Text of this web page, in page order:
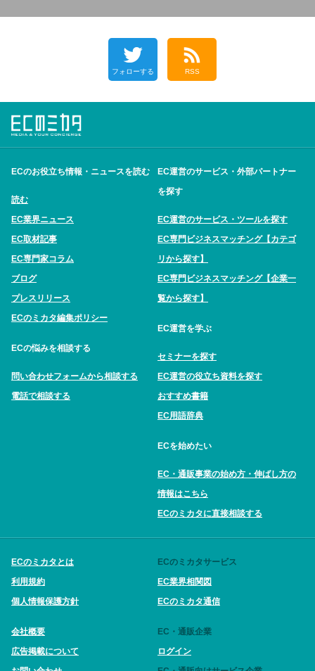
フォローする RSS
ECのお役立ち情報・ニュースを読む
読む
EC業界ニュース
EC取材記事
EC専門家コラム
ブログ
プレスリリース
ECのミカタ編集ポリシー
ECの悩みを相談する
問い合わせフォームから相談する
電話で相談する
EC運営のサービス・外部パートナー
を探す
EC運営のサービス・ツールを探す
EC専門ビジネスマッチング【カテゴ
リから探す】
EC専門ビジネスマッチング【企業一
覧から探す】
EC運営を学ぶ
セミナーを探す
EC運営の役立ち資料を探す
おすすめ書籍
EC用語辞典
ECを始めたい
EC・通販事業の始め方・伸ばし方の
情報はこちら
ECのミカタに直接相談する
ECのミカタとは
利用規約
個人情報保護方針
会社概要
広告掲載について
ECのミカタサービス
EC業界相関図
ECのミカタ通信
EC・通販企業
ログイン